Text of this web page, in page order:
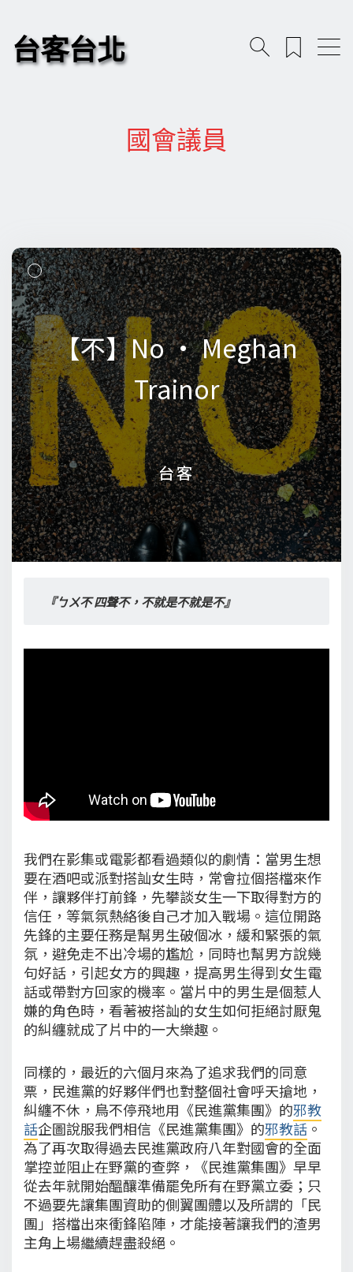
台客台北
國會議員
【不】No • Meghan
Trainor
台客
【不】No • Meghan
Trainor
台客
『ㄅㄨ不 四聲不，不就是不就是不』
我們在影集或電影都看過類似的劇情：當男生想
要在酒吧或派對搭訕女生時，常會拉個搭檔來作
伴，讓夥伴打前鋒，先攀談女生一下取得對方的
信任，等氣氛熱絡後自己才加入戰場。這位開路
先鋒的主要任務是幫男生破個冰，緩和緊張的氣
氛，避免走不出冷場的尷尬，同時也幫男方說幾
句好話，引起女方的興趣，提高男生得到女生電
話或帶對方回家的機率。當片中的男生是個惹人
嫌的角色時，看著被搭訕的女生如何拒絕討厭鬼
的糾纏就成了片中的一大樂趣。
同樣的，最近的六個月來為了追求我們的同意
票，民進黨的好夥伴們也對整個社會呼天搶地，
糾纏不休，鳥不停飛地用《民進黨集團》的邪教
話企圖說服我們相信《民進黨集團》的邪教話。
為了再次取得過去民進黨政府八年對國會的全面
掌控並阻止在野黨的查弊，《民進黨集團》早早
從去年就開始醞釀準備罷免所有在野黨立委；只
不過要先讓集團資助的側翼團體以及所謂的「民
團」搭檔出來衝鋒陷陣，才能接著讓我們的渣男
主角上場繼續趕盡殺絕。